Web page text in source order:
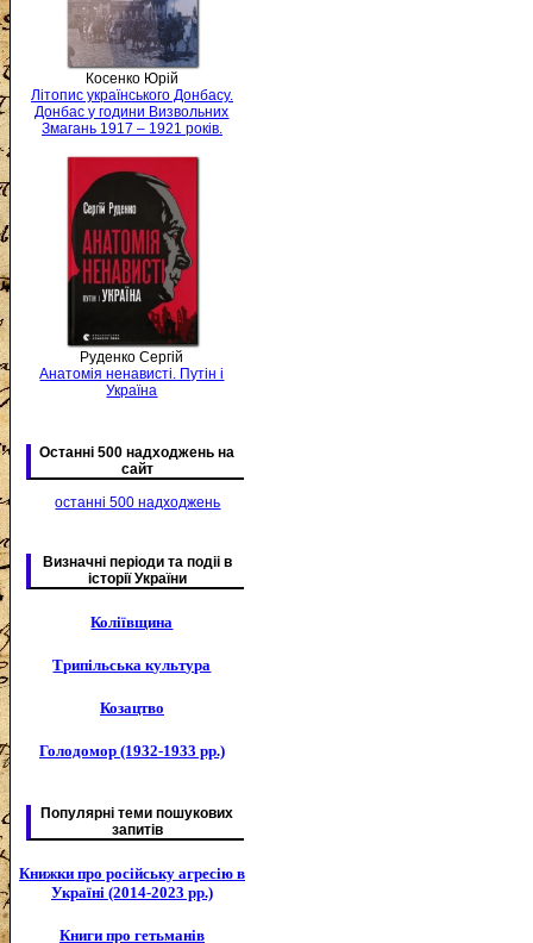
Косенко Юрій
Літопис українського Донбасу.
Донбас у години Визвольних
Змагань 1917 – 1921 років.
Руденко Сергій
Анатомія ненависті. Путін і
Україна
Останні 500 надходжень на
сайт
останні 500 надходжень
Визначні періоди та подіі в
історії України
Коліївщина
Трипільська культура
Козацтво
Голодомор (1932-1933 рр.)
Популярні теми пошукових
запитів
Книжки про російську агресію в
Україні (2014-2023 рр.)
Книги про гетьманів